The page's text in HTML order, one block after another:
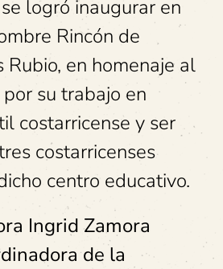
logró inaugurar en
Rincón de
Rubio, en homenaje al
su trabajo en
costarricense y ser
costarricenses
centro educativo.
Ingrid Zamora
de la